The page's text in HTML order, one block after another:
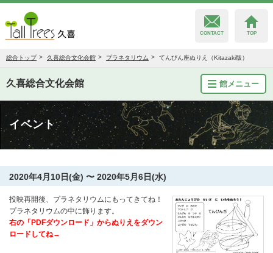
TOP
CONTACT
総合トップ 久喜総合文化会館 プラネタリウム てんびん座ぬりえ（Kitazaki版）
久喜総合文化会館 館メニュー
イベント
2020年4月10日(金) 〜 2020年5月6日(水)
投映再開後、プラネタリウムにもってきてね！
プラネタリウムの中に飾ります。
右の「PDFダウンロード」からぬりえをダウン
ロードしてね→
久喜総合文化会館
菖蒲文化会館
栗橋文化会館